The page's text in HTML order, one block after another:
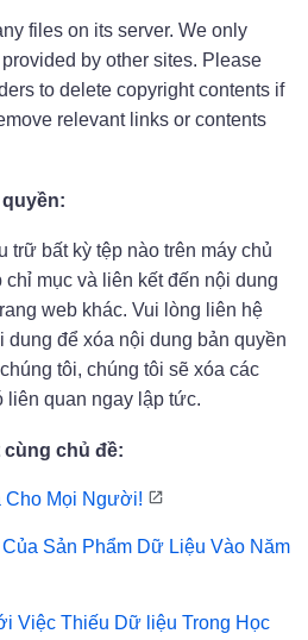
files on its server. We only
by other sites. Please
to delete copyright contents if
relevant links or contents
trữ bất kỳ tệp nào trên máy chủ
mục và liên kết đến nội dung
web khác. Vui lòng liên hệ
để xóa nội dung bản quyền
tôi, chúng tôi sẽ xóa các
liên quan ngay lập tức.
cùng chủ đề:
Cho Mọi Người!
Sản Phẩm Dữ Liệu Vào Năm
Việc Thiếu Dữ liệu Trong Học